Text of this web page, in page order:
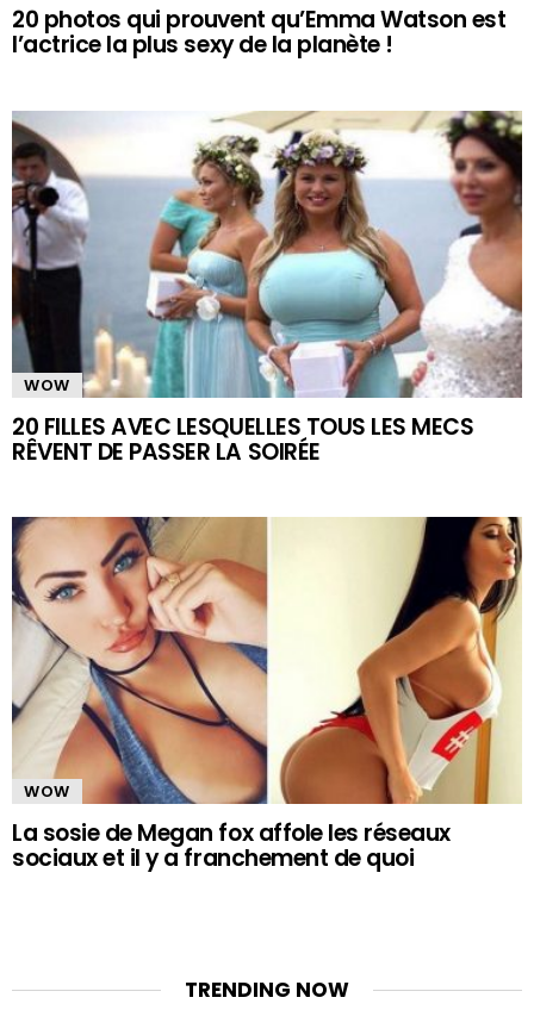
20 photos qui prouvent qu’Emma Watson est
l’actrice la plus sexy de la planète !
WOW
20 FILLES AVEC LESQUELLES TOUS LES MECS
RÊVENT DE PASSER LA SOIRÉE
WOW
La sosie de Megan fox affole les réseaux
sociaux et il y a franchement de quoi
TRENDING NOW